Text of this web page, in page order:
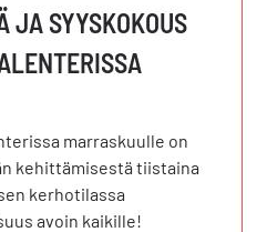
JA SYYSKOKOUS
marraskuulle on
kehittämisestä tiistaina
kerhotilassa
avoin kaikille!